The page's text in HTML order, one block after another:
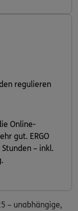
regulieren
Online-
gut. ERGO
– inkl.
– unabhängige,